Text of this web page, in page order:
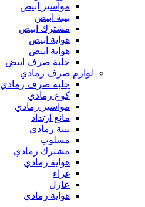
مواسير ابيض
بيبة ابيض
مشترك ابيض
هواية ابيض
هواية ابيض
جلبة صرف ابيض
لوازم صرف رمادي
جلبة صرف رمادي
كوع رمادي
مواسير رمادي
مانع ارتداد
بيبة رمادي
مسلوب
مشترك رمادي
هواية رمادي
غراء
عازل
هواية رمادي